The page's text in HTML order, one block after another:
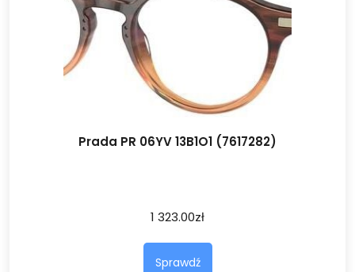
Prada PR 06YV 13B1O1 (7617282)
1 323.00zł
Sprawdź